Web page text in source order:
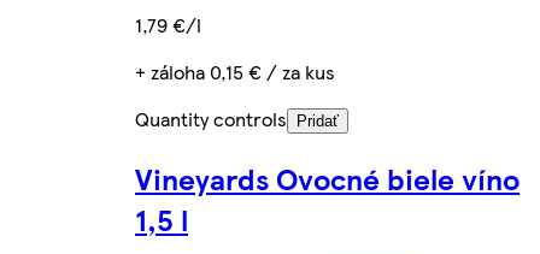
1,79 €/l
+ záloha 0,15 € / za kus
Quantity controls
Pridať
Vineyards Ovocné biele víno
1,5 l